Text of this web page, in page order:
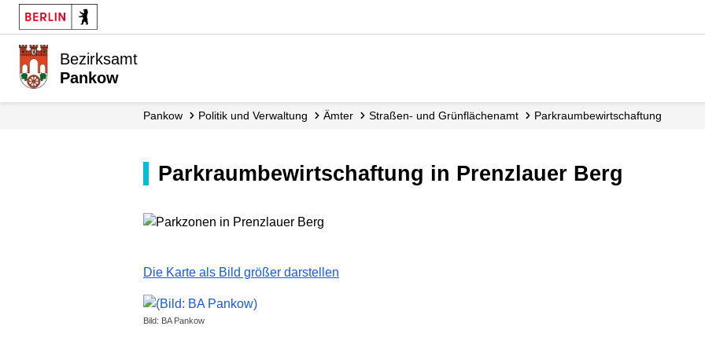
Bezirksamt
Pankow
Pankow Politik und Verwaltung Ämter Straßen- und Grünflächen­amt Parkraum­bewirtschaftung
Parkraumbewirtschaftung in Prenzlauer Berg
Die Karte als Bild größer darstellen
Bild: BA Pankow